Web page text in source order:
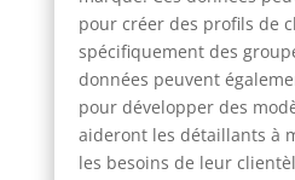
pour créer des profils de
spécifiquement des
données peuvent
pour développer des
aideront les détaillants à
les besoins de leur